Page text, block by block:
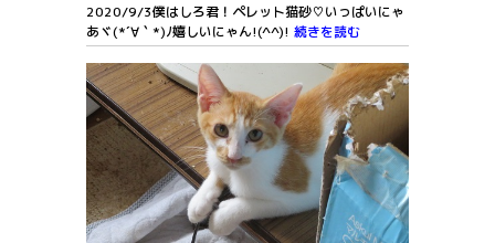
2020/9/3僕はしろ君！ペレット猫砂♡いっぱいにゃ
あヾ(*´∀｀*)ﾉ嬉しいにゃん!(^^)! 続きを読む